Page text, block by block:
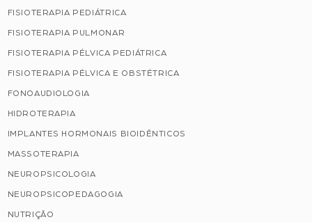
FISIOTERAPIA PEDIÁTRICA
FISIOTERAPIA PULMONAR
FISIOTERAPIA PÉLVICA PEDIÁTRICA
FISIOTERAPIA PÉLVICA E OBSTÉTRICA
FONOAUDIOLOGIA
HIDROTERAPIA
IMPLANTES HORMONAIS BIOIDÊNTICOS
MASSOTERAPIA
NEUROPSICOLOGIA
NEUROPSICOPEDAGOGIA
NUTRIÇÃO